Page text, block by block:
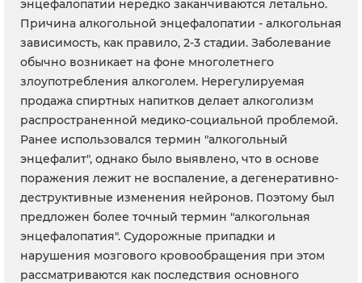
энцефалопатии нередко заканчиваются летально.
Причина алкогольной энцефалопатии - алкогольная
зависимость, как правило, 2-3 стадии. Заболевание
обычно возникает на фоне многолетнего
злоупотребления алкоголем. Нерегулируемая
продажа спиртных напитков делает алкоголизм
распространенной медико-социальной проблемой.
Ранее использовался термин "алкогольный
энцефалит", однако было выявлено, что в основе
поражения лежит не воспаление, а дегенеративно-
деструктивные изменения нейронов. Поэтому был
предложен более точный термин "алкогольная
энцефалопатия". Судорожные припадки и
нарушения мозгового кровообращения при этом
рассматриваются как последствия основного